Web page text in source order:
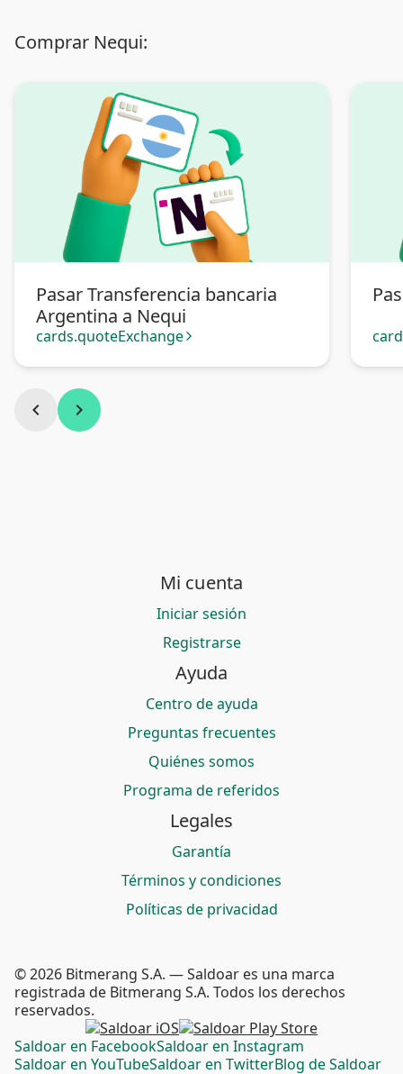
Comprar Nequi:
Pasar Transferencia bancaria
Argentina a Nequi
cards.quoteExchange arrow_forward_ios
chevron_left chevron_right
Mi cuenta
Iniciar sesión
Registrarse
Ayuda
Centro de ayuda
Preguntas frecuentes
Quiénes somos
Programa de referidos
Legales
Garantía
Términos y condiciones
Políticas de privacidad
Saldoar en FacebookSaldoar en Instagram
Saldoar en YouTubeSaldoar en TwitterBlog de Saldoar
© 2026 Bitmerang S.A. — Saldoar es una marca
registrada de Bitmerang S.A. Todos los derechos
reservados.